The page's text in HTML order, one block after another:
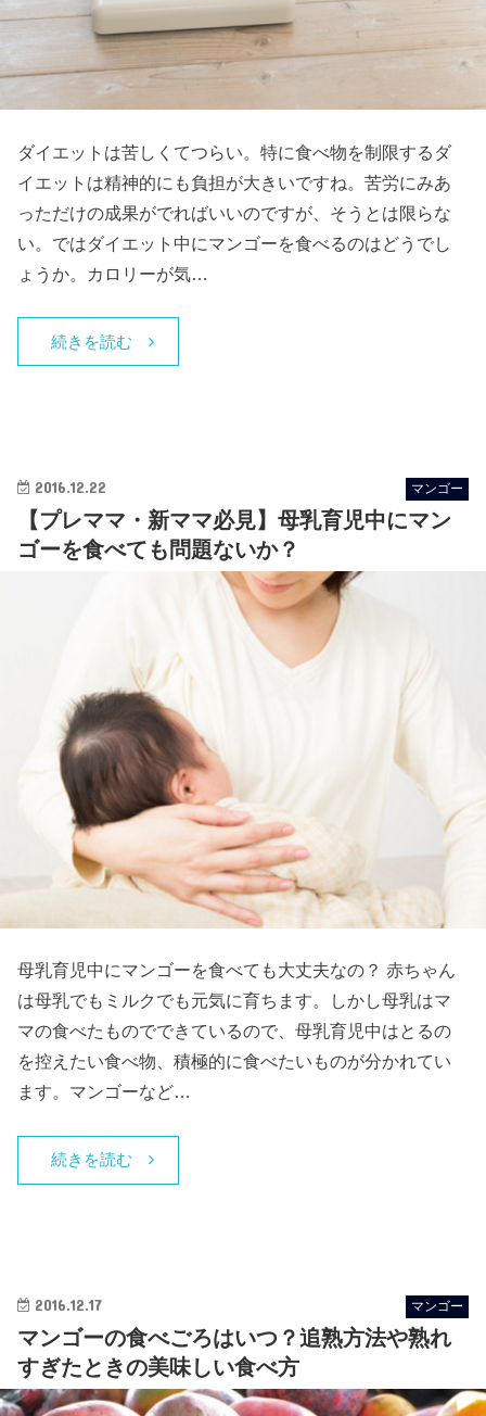
ダイエットは苦しくてつらい。特に食べ物を制限するダ
イエットは精神的にも負担が大きいですね。苦労にみあ
っただけの成果がでればいいのですが、そうとは限らな
い。ではダイエット中にマンゴーを食べるのはどうでし
ょうか。カロリーが気…
続きを読む
2016.12.22 マンゴー
【プレママ・新ママ必見】母乳育児中にマン
ゴーを食べても問題ないか？
母乳育児中にマンゴーを食べても大丈夫なの？ 赤ちゃん
は母乳でもミルクでも元気に育ちます。しかし母乳はマ
マの食べたものでできているので、母乳育児中はとるの
を控えたい食べ物、積極的に食べたいものが分かれてい
ます。マンゴーなど…
続きを読む
2016.12.17 マンゴー
マンゴーの食べごろはいつ？追熟方法や熟れ
すぎたときの美味しい食べ方